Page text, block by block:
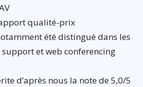
qualité-prix
été distingué dans les
et web conferencing
d’après nous la note de 5,0/5